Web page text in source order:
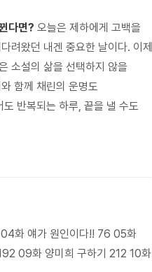
다면? 오늘은 제하에게 고백을
려왔던 내겐 중요한 날이다. 이제
소설의 삶을 선택하지 않을
함께 채린의 운명도
반복되는 하루, 끝을 낼 수도
화 얘가 원인이다!! 76 05화
09화 양미희 구하기 212 10화